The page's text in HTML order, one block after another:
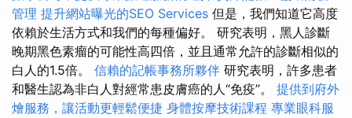
管理 提升網站曝光的SEO Services 但是，我們知道它高度
依賴於生活方式和我們的每種偏好。 研究表明，黑人診斷
晚期黑色素瘤的可能性高四倍，並且通常允許的診斷相似的
白人的1.5倍。 信賴的記帳事務所夥伴 研究表明，許多患者
和醫生認為非白人對經常患皮膚癌的人“免疫”。 提供到府外
燴服務，讓活動更輕鬆便捷 身體按摩技術課程 專業眼科服